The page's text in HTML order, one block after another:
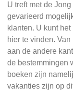
U treft met de
gevarieerd
klanten. U kunt
hier te vinden.
aan de andere
de bestemmingen
boeken zijn
vakanties zijn op